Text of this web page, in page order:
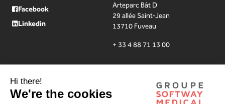
Facebook
Linkedin
Arteparc Bât D
29 allée Saint-Jean
13710 Fuveau
+ 33 4 88 71 13 00